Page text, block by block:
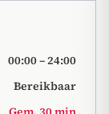
00:00 – 24:00
Bereikbaar